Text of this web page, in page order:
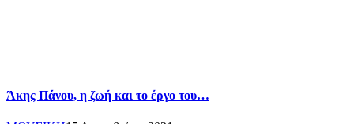
Άκης Πάνου, η ζωή και το έργο του…